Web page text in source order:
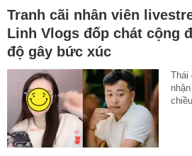
Tranh cãi nhân viên
Linh Vlogs đốp chát cộng
độ gây bức xúc
Thái
chiều.